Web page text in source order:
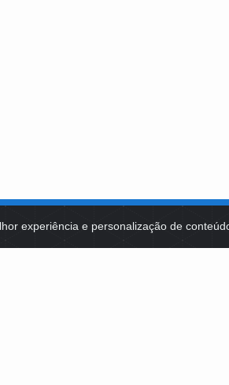
experiência e personalização de
DE TECNOLOGIAS